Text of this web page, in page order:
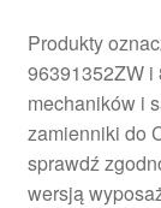
Produkty
96391352ZW i
mechaników i
zamienniki do
sprawdź
wersją